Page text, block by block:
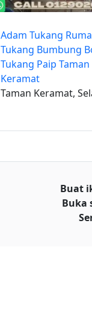
Adam Tukang
Tukang Bumbung
Tukang Paip Taman
Keramat
Taman Keramat,
Buat
Buka